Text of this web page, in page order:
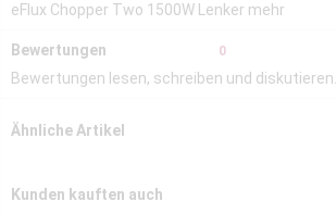
eFlux Chopper Two 1500W Lenker mehr
Bewertungen 0
Bewertungen lesen, schreiben und diskutieren...
Ähnliche Artikel
Kunden kauften auch